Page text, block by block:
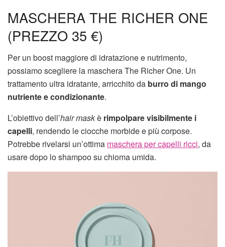
MASCHERA THE RICHER ONE
(PREZZO 35 €)
Per un boost maggiore di idratazione e nutrimento,
possiamo scegliere la maschera The Richer One. Un
trattamento ultra idratante, arricchito da burro di mango
nutriente e condizionante.
L’obiettivo dell’hair maskè rimpolpare visibilmente i
capelli, rendendo le ciocche morbide e più corpose.
Potrebbe rivelarsi un’ottima maschera per capelli ricci, da
usare dopo lo shampoo su chioma umida.